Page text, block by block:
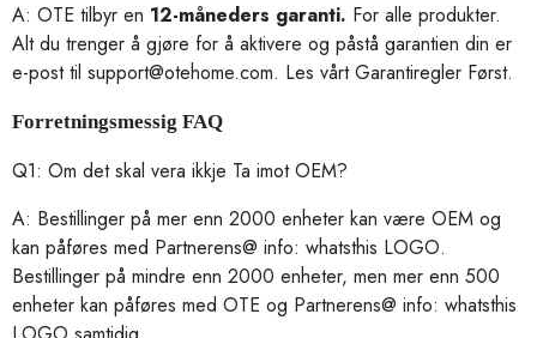
A: OTE tilbyr en 12-måneders garanti. For alle produkter.
Alt du trenger å gjøre for å aktivere og påstå garantien din er
e-post til support@otehome.com. Les vårtGarantiregler Først.
Forretningsmessig FAQ
Q1: Om det skal vera ikkje Ta imot OEM?
A: Bestillinger på mer enn 2000 enheter kan være OEM og
kan påføres med Partnerens@ info: whatsthis LOGO.
Bestillinger på mindre enn 2000 enheter, men mer enn 500
enheter kan påføres med OTE og Partnerens@ info: whatsthis